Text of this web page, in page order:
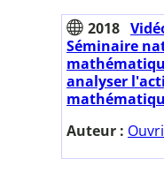
2018
Séminaire
analyser
Auteur :